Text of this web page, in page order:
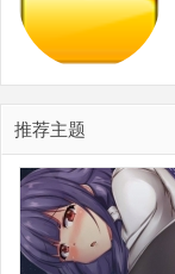
推荐主题